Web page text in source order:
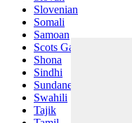
Slovenian
Somali
Samoan
Scots Gaelic
Shona
Sindhi
Sundanese
Swahili
Tajik